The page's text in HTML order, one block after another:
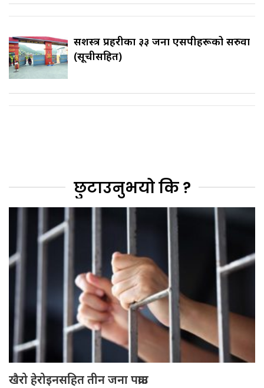
सशस्त्र प्रहरीका ३३ जना एसपीहरूको सरुवा
(सूचीसहित)
छुटाउनुभयो कि ?
खैरो हेरोइनसहित तीन जना पक्राउ